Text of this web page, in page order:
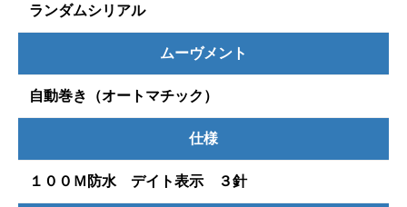
ランダムシリアル
ムーヴメント
自動巻き（オートマチック）
仕様
１００Ｍ防水 デイト表示 ３針